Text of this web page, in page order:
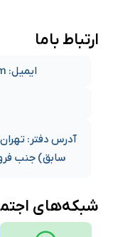
ارتباط باما
ایمیل: sajjad_khoshi@yahoo.com
آدرس دفتر:
سابق) جنب فروشگاه
شبکه‌های